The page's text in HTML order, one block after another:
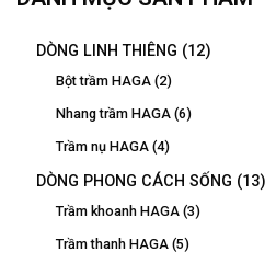
DÒNG LINH THIÊNG (12)
Bột trầm HAGA (2)
Nhang trầm HAGA (6)
Trầm nụ HAGA (4)
DÒNG PHONG CÁCH SỐNG (13)
Trầm khoanh HAGA (3)
Trầm thanh HAGA (5)